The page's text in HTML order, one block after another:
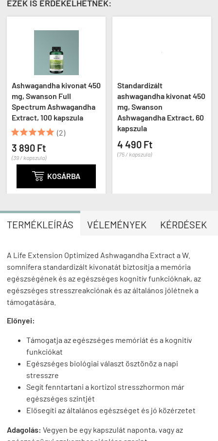
EZEK IS ÉRDEKELHETNEK:
Ashwagandha kivonat 450
mg, Swanson Full
Spectrum Ashwagandha
Extract, 100 kapszula
 (2)
3 890 Ft
(39 / kapszula)
 KOSÁRBA
Standardizált
ashwagandha kivonat 450
mg, Swanson
Ashwagandha Extract, 60
kapszula
4 490 Ft
(75 / kapszula)
TERMÉKLEÍRÁS VÉLEMÉNYEK KÉRDÉSEK
A Life Extension Optimized Ashwagandha Extract a W.
somnifera standardizált kivonatát biztosítja a memória
egészségének és az egészséges kognitív funkcióknak, az
egészséges stresszreakciónak és az általános jólétnek a
támogatására.
Előnyei:
Támogatja az egészséges memóriát és a kognitív
funkciókat
Egészséges biológiai választ ösztönöz a napi
stresszre
Segít fenntartani a kortizol stresszhormon már
egészséges szintjét
Elősegíti az általános egészséget és jó közérzetet
Adagolás: Vegyen be egy kapszulát naponta, vagy az